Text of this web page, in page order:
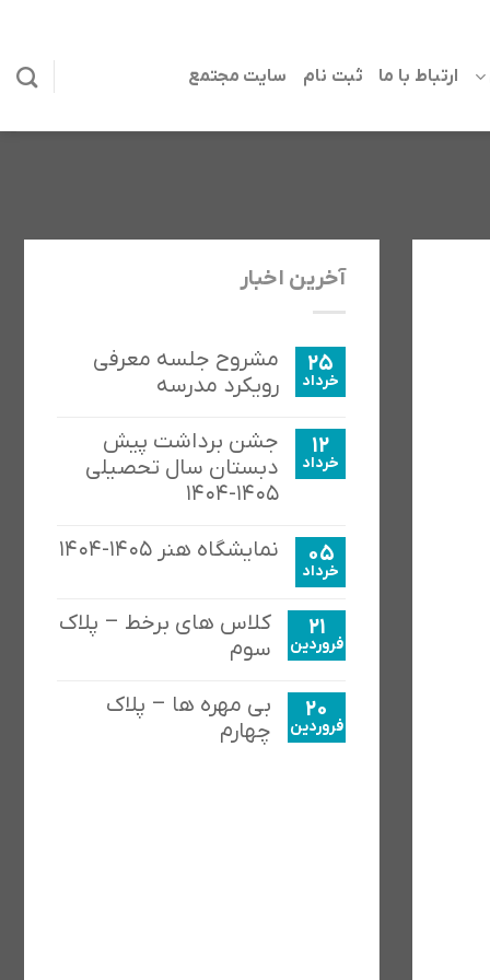
ارتباط با ما ثبت نام سایت مجتمع
آخرین اخبار
25
خرداد
مشروح جلسه معرفی
رویکرد مدرسه
12
خرداد
جشن برداشت پیش
دبستان سال تحصیلی
۱۴۰۵-۱۴۰۴
05
خرداد
نمایشگاه هنر ۱۴۰۵-۱۴۰۴
21
فروردین
کلاس های برخط – پلاک
سوم
20
فروردین
بی مهره ها – پلاک
چهارم